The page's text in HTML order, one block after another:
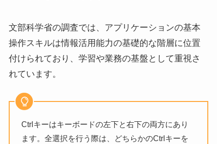
文部科学省の調査では、アプリケーションの基本
操作スキルは情報活用能力の基礎的な階層に位置
付けられており、学習や業務の基盤として重視さ
れています。
Ctrlキーはキーボードの左下と右下の両方にあり
ます。全選択を行う際は、どちらかのCtrlキーを